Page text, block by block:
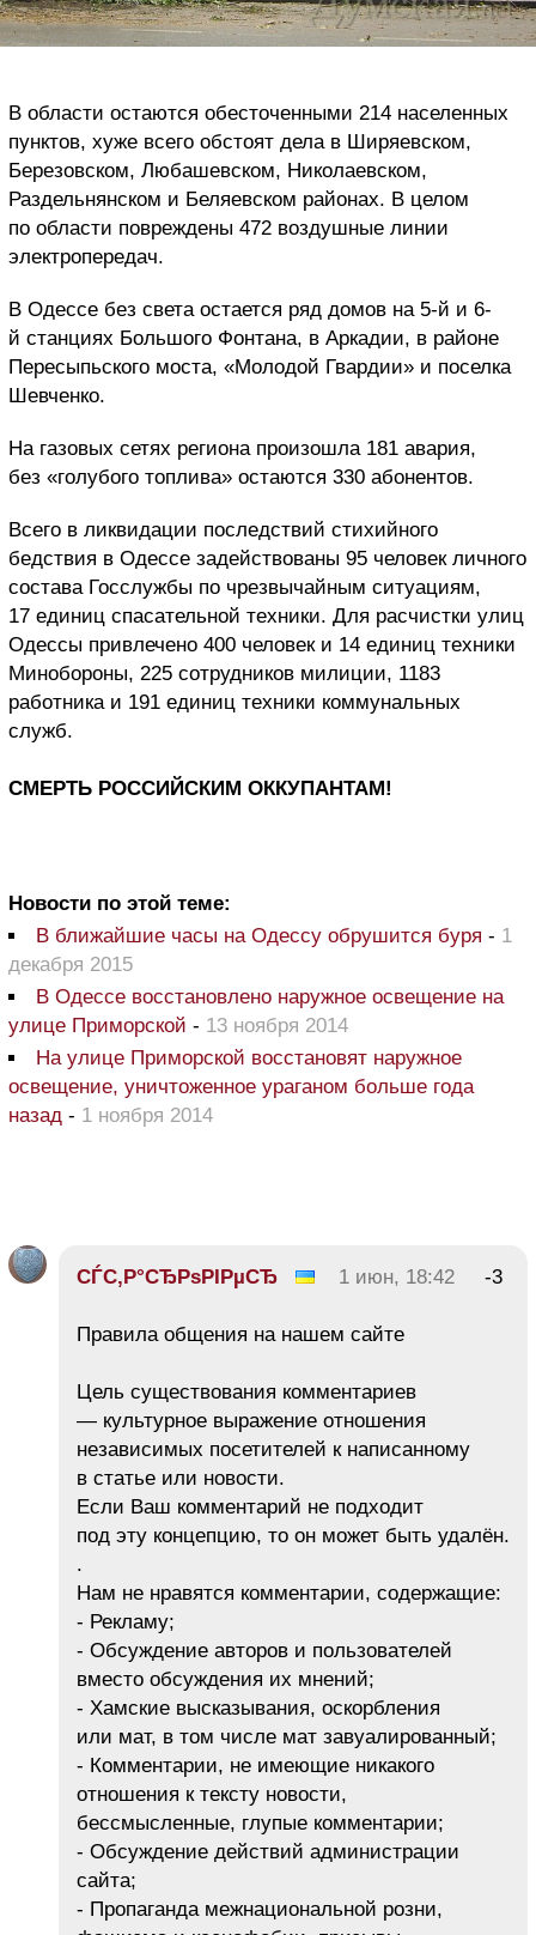
В области остаются обесточенными 214 населенных
пунктов, хуже всего обстоят дела в Ширяевском,
Березовском, Любашевском, Николаевском,
Раздельнянском и Беляевском районах. В целом
по области повреждены 472 воздушные линии
электропередач.
В Одессе без света остается ряд домов на 5-й и 6-
й станциях Большого Фонтана, в Аркадии, в районе
Пересыпьского моста, «Молодой Гвардии» и поселка
Шевченко.
На газовых сетях региона произошла 181 авария,
без «голубого топлива» остаются 330 абонентов.
Всего в ликвидации последствий стихийного
бедствия в Одессе задействованы 95 человек личного
состава Госслужбы по чрезвычайным ситуациям,
17 единиц спасательной техники. Для расчистки улиц
Одессы привлечено 400 человек и 14 единиц техники
Минобороны, 225 сотрудников милиции, 1183
работника и 191 единиц техники коммунальных
служб.
СМЕРТЬ РОССИЙСКИМ ОККУПАНТАМ!
Новости по этой теме:
В ближайшие часы на Одессу обрушится буря - 1
декабря 2015
В Одессе восстановлено наружное освещение на
улице Приморской - 13 ноября 2014
На улице Приморской восстановят наружное
освещение, уничтоженное ураганом больше года
назад - 1 ноября 2014
СЃС‚Р°СЂРѕРІРµСЂ 1 июн, 18:42 -3
Правила общения на нашем сайте
Цель существования комментариев
— культурное выражение отношения
независимых посетителей к написанному
в статье или новости.
Если Ваш комментарий не подходит
под эту концепцию, то он может быть удалён.
.
Нам не нравятся комментарии, содержащие:
- Рекламу;
- Обсуждение авторов и пользователей
вместо обсуждения их мнений;
- Хамские высказывания, оскорбления
или мат, в том числе мат завуалированный;
- Комментарии, не имеющие никакого
отношения к тексту новости,
бессмысленные, глупые комментарии;
- Обсуждение действий администрации
сайта;
- Пропаганда межнациональной розни,